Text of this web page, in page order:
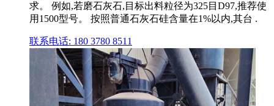
求。 例如,若磨石灰石,目标出料粒径为325目D97,推荐使
用1500型号。 按照普通石灰石硅含量在1%以内,其台 .
联系电话: 180 3780 8511